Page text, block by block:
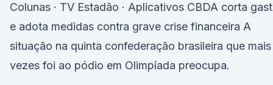
Colunas · TV Estadão · Aplicativos CBDA corta
e adota medidas contra grave crise financeira A
situação na quinta confederação brasileira que mais
vezes foi ao pódio em Olimpíada preocupa.